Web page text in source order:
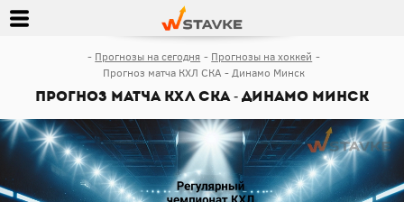
Прогнозы на сегодня
Прогнозы на хоккей
Прогноз матча КХЛ СКА - Динамо Минск
Прогноз матча КХЛ СКА - Динамо Минск